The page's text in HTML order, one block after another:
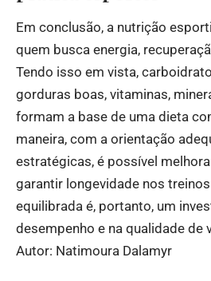
Em conclusão, a nutrição
quem busca energia,
Tendo isso em vista,
gorduras boas, vitaminas,
formam a base de uma dieta
maneira, com a orientação
estratégicas, é possível
garantir longevidade nos
equilibrada é, portanto, um
desempenho e na qualidade de
Autor: Natimoura Dalamyr